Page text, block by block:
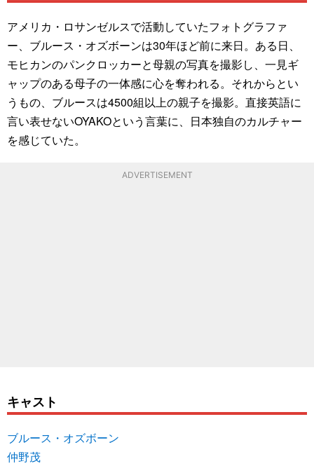
アメリカ・ロサンゼルスで活動していたフォトグラファ
ー、ブルース・オズボーンは30年ほど前に来日。ある日、
モヒカンのパンクロッカーと母親の写真を撮影し、一見ギ
ャップのある母子の一体感に心を奪われる。それからとい
うもの、ブルースは4500組以上の親子を撮影。直接英語に
言い表せないOYAKOという言葉に、日本独自のカルチャー
を感じていた。
ADVERTISEMENT
キャスト
ブルース・オズボーン
仲野茂